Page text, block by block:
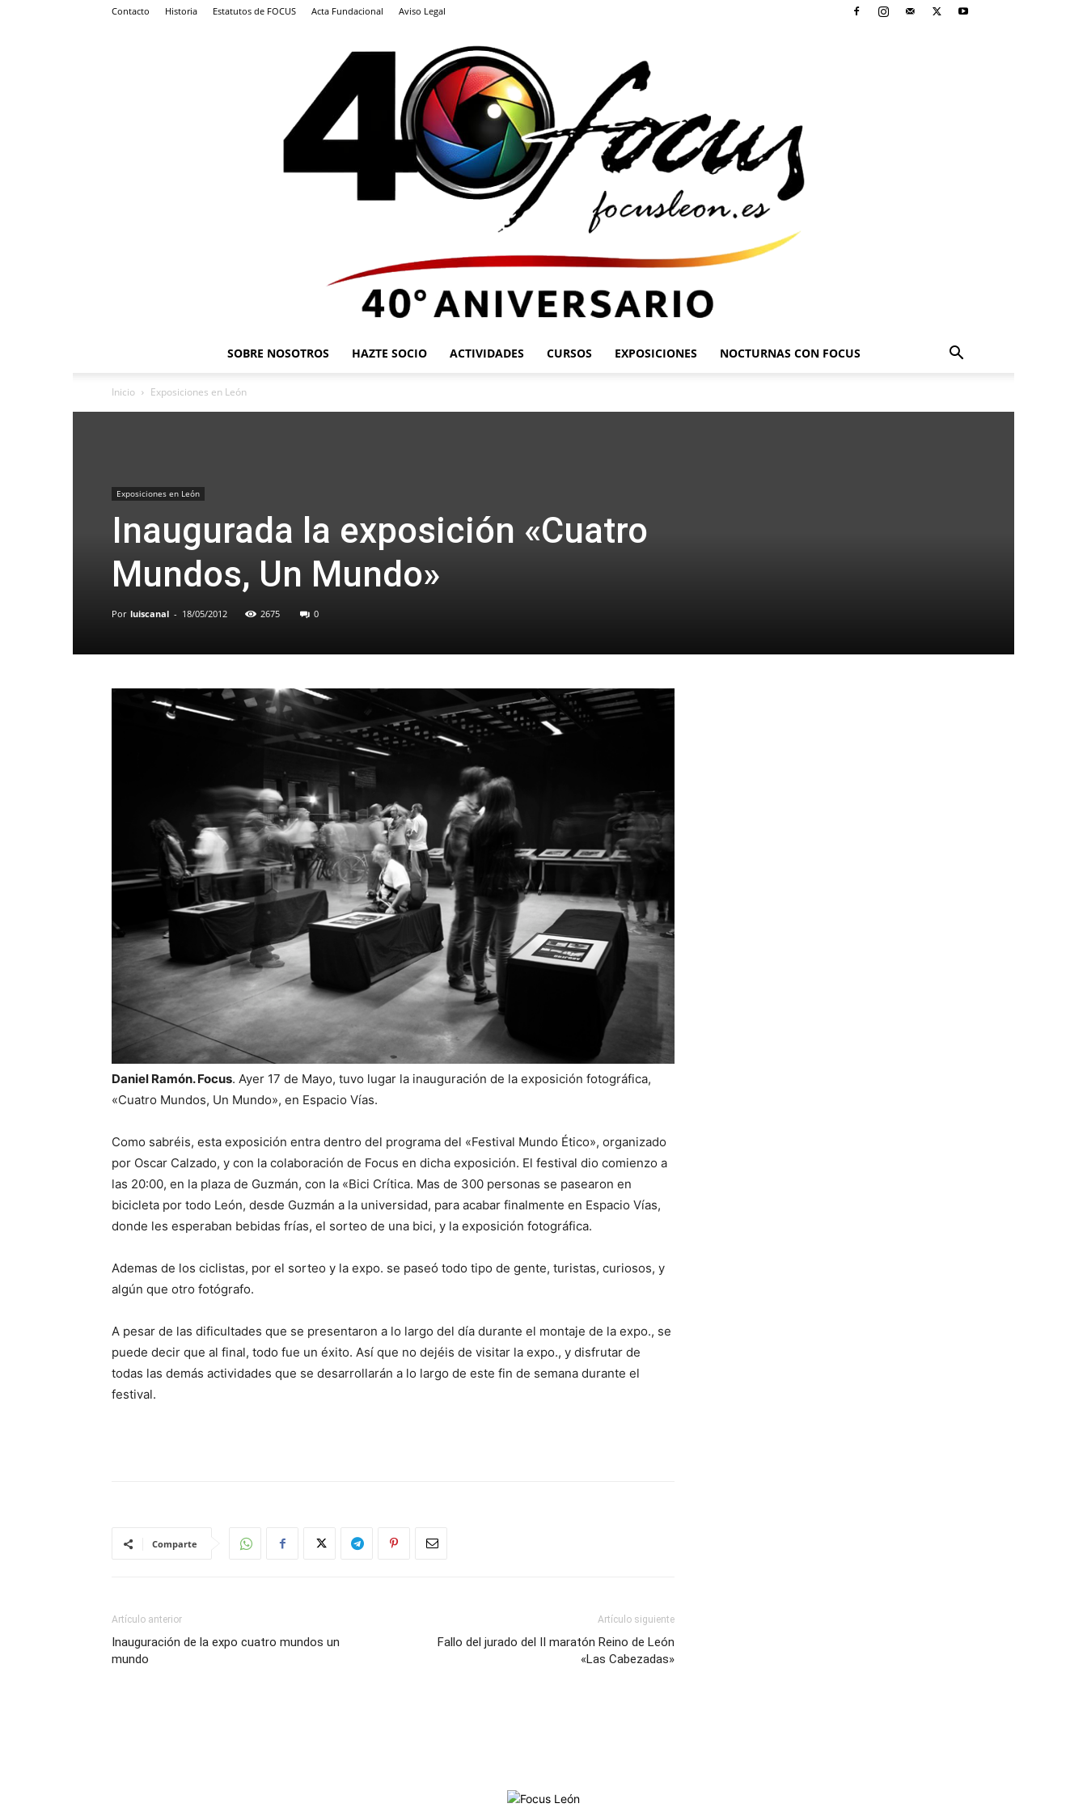
Contacto Historia Estatutos de FOCUS Acta Fundacional Aviso Legal
SOBRE NOSOTROS HAZTE SOCIO ACTIVIDADES CURSOS EXPOSICIONES NOCTURNAS CON FOCUS
Inicio Exposiciones en León
Exposiciones en León
Inaugurada la exposición «Cuatro
Mundos, Un Mundo»
Por luiscanal - 18/05/2012 2675 0
Daniel Ramón. Focus. Ayer 17 de Mayo, tuvo lugar la inauguración de la exposición fotográfica,
«Cuatro Mundos, Un Mundo», en Espacio Vías.
Como sabréis, esta exposición entra dentro del programa del «Festival Mundo Ético», organizado
por Oscar Calzado, y con la colaboración de Focus en dicha exposición. El festival dio comienzo a
las 20:00, en la plaza de Guzmán, con la «Bici Crítica. Mas de 300 personas se pasearon en
bicicleta por todo León, desde Guzmán a la universidad, para acabar finalmente en Espacio Vías,
donde les esperaban bebidas frías, el sorteo de una bici, y la exposición fotográfica.
Ademas de los ciclistas, por el sorteo y la expo. se paseó todo tipo de gente, turistas, curiosos, y
algún que otro fotógrafo.
A pesar de las dificultades que se presentaron a lo largo del día durante el montaje de la expo., se
puede decir que al final, todo fue un éxito. Así que no dejéis de visitar la expo., y disfrutar de
todas las demás actividades que se desarrollarán a lo largo de este fin de semana durante el
festival.
Comparte
Artículo anterior
Inauguración de la expo cuatro mundos un
mundo
Artículo siguiente
Fallo del jurado del II maratón Reino de León
«Las Cabezadas»